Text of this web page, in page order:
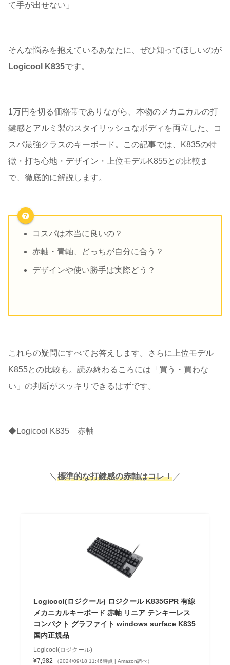
て手が出せない」
そんな悩みを抱えているあなたに、ぜひ知ってほしいのが
Logicool K835です。
1万円を切る価格帯でありながら、本物のメカニカルの打
鍵感とアルミ製のスタイリッシュなボディを両立した、コ
スパ最強クラスのキーボード。この記事では、K835の特
徴・打ち心地・デザイン・上位モデルK855との比較ま
で、徹底的に解説します。
コスパは本当に良いの？
赤軸・青軸、どっちが自分に合う？
デザインや使い勝手は実際どう？
これらの疑問にすべてお答えします。さらに上位モデル
K855との比較も。読み終わるころには「買う・買わな
い」の判断がスッキリできるはずです。
◆Logicool K835 赤軸
＼ 標準的な打鍵感の赤軸はコレ！ ／
Logicool(ロジクール) ロジクール K835GPR 有線
メカニカルキーボード 赤軸 リニア テンキーレス
コンパクト グラファイト windows surface K835
国内正規品
Logicool(ロジクール)
¥7,982
（2024/09/18 11:46時点 | Amazon調べ）